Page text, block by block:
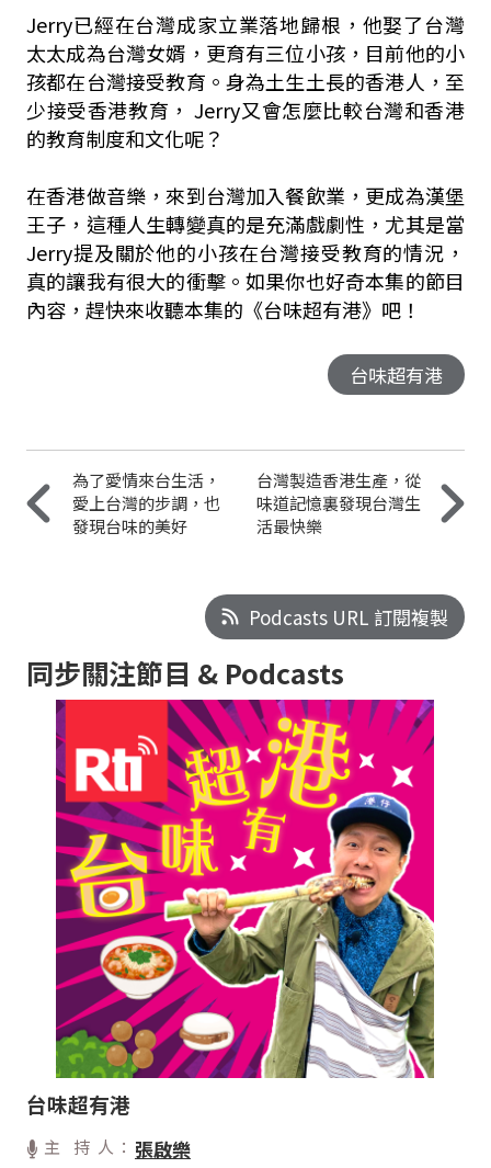
Jerry已經在台灣成家立業落地歸根，他娶了台灣
太太成為台灣女婿，更育有三位小孩，目前他的小
孩都在台灣接受教育。身為土生土長的香港人，至
少接受香港教育， Jerry又會怎麼比較台灣和香港
的教育制度和文化呢？
在香港做音樂，來到台灣加入餐飲業，更成為漢堡
王子，這種人生轉變真的是充滿戲劇性，尤其是當
Jerry提及關於他的小孩在台灣接受教育的情況，
真的讓我有很大的衝擊。如果你也好奇本集的節目
內容，趕快來收聽本集的《台味超有港》吧！
台味超有港
為了愛情來台生活，
愛上台灣的步調，也
發現台味的美好
台灣製造香港生產，從
味道記憶裏發現台灣生
活最快樂
Podcasts URL 訂閱複製
同步關注節目 & Podcasts
台味超有港
主 持 人： 張啟樂